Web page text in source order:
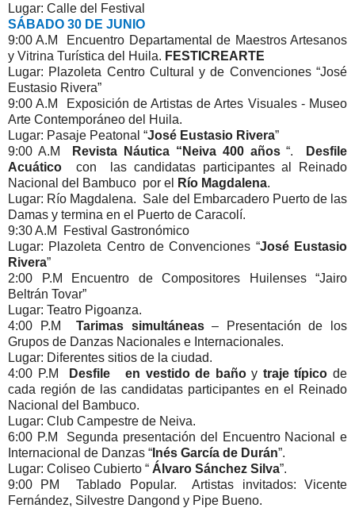
Lugar: Calle del Festival
SÁBADO 30 DE JUNIO
9:00 A.M Encuentro Departamental de Maestros Artesanos
y Vitrina Turística del Huila. FESTICREARTE
Lugar: Plazoleta Centro Cultural y de Convenciones “José
Eustasio Rivera”
9:00 A.M Exposición de Artistas de Artes Visuales - Museo
Arte Contemporáneo del Huila.
Lugar: Pasaje Peatonal “José Eustasio Rivera”
9:00 A.M
Revista Náutica “Neiva 400 años“.
Desfile
Acuático con las candidatas participantes al Reinado
Nacional del Bambuco por el
Río Magdalena.
Lugar: Río Magdalena. Sale del Embarcadero Puerto de las
Damas y termina en el Puerto de Caracolí.
9:30 A.M Festival Gastronómico
Lugar: Plazoleta Centro de Convenciones “José Eustasio
Rivera”
2:00 P.M Encuentro de Compositores Huilenses “Jairo
Beltrán Tovar”
Lugar: Teatro Pigoanza.
4:00 P.M Tarimas simultáneas– Presentación de los
Grupos de Danzas Nacionales e Internacionales.
Lugar: Diferentes sitios de la ciudad.
4:00 P.M
Desfile en vestido de bañoy traje típico de
cada región de las candidatas participantes en el Reinado
Nacional del Bambuco.
Lugar: Club Campestre de Neiva.
6:00 P.M Segunda presentación del Encuentro Nacional e
Internacional de Danzas “ Inés García de Durán”.
Lugar: Coliseo Cubierto “ Álvaro Sánchez Silva”.
9:00 PM Tablado Popular. Artistas invitados: Vicente
Fernández, Silvestre Dangond y Pipe Bueno.